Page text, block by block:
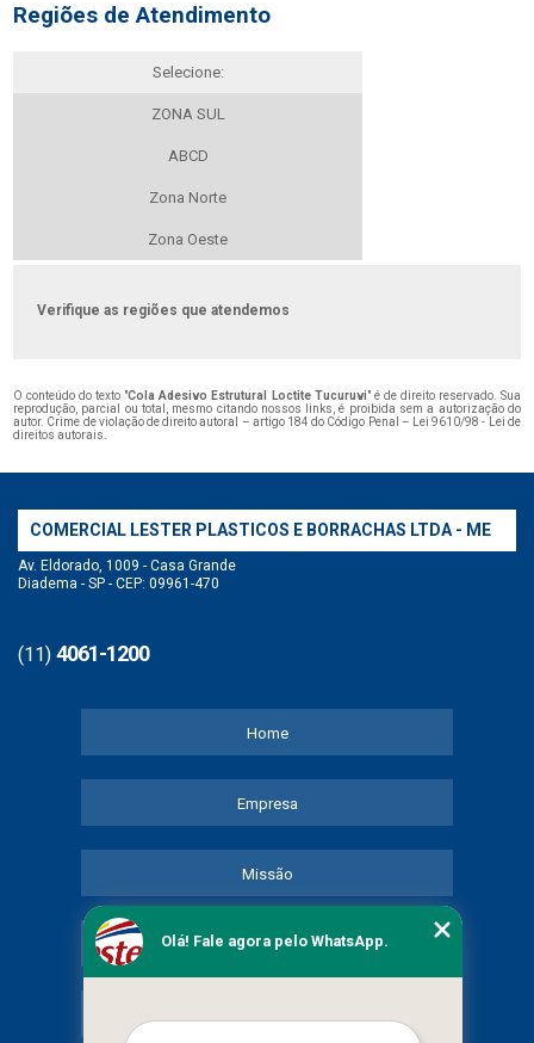
Regiões de Atendimento
Selecione:
ZONA SUL
ABCD
Zona Norte
Zona Oeste
Verifique as regiões que atendemos
O conteúdo do texto "Cola Adesivo Estrutural Loctite Tucuruvi" é de direito reservado. Sua
reprodução, parcial ou total, mesmo citando nossos links, é proibida sem a autorização do
autor. Crime de violação de direito autoral – artigo 184 do Código Penal –
Lei 9610/98 - Lei de
direitos autorais
COMERCIAL LESTER PLASTICOS E BORRACHAS LTDA - ME
Av. Eldorado, 1009 - Casa Grande
Diadema - SP - CEP: 09961-470
(11) 4061-1200
Home
Empresa
Missão
Serviços
Olá! Fale agora pelo WhatsApp.